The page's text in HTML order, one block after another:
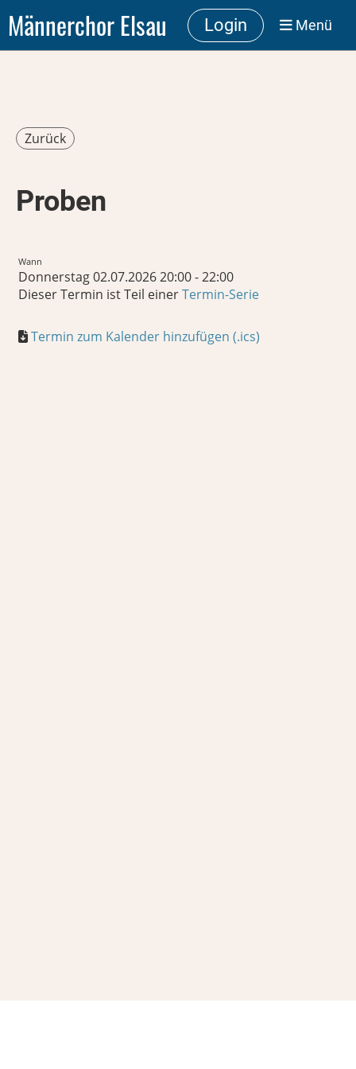
Männerchor Elsau Login Menü
Zurück
Proben
Wann
Donnerstag 02.07.2026 20:00 - 22:00
Dieser Termin ist Teil einerTermin-Serie
Termin zum Kalender hinzufügen (.ics)